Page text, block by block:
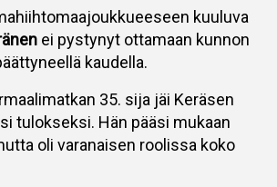
kuuluva
ei pystynyt ottamaan kunnon
kaudella.
35. sija jäi Keräsen
tulokseksi. Hän pääsi mukaan
oli varanaisen roolissa koko